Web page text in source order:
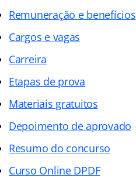
Remuneração e benefícios
Cargos e vagas
Carreira
Etapas de prova
Materiais gratuitos
Depoimento de aprovado
Resumo do concurso
Curso Online DPDF